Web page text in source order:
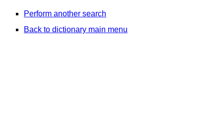
Perform another search
Back to dictionary main menu